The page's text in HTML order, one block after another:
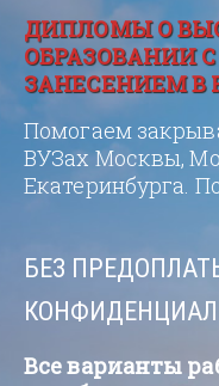
ДИПЛОМЫ О
ОБРАЗОВАНИИ
ЗАНЕСЕНИЕМ В
Помогаем
ВУЗах Москвы,
Екатеринбурга.
БЕЗ
Все варианты